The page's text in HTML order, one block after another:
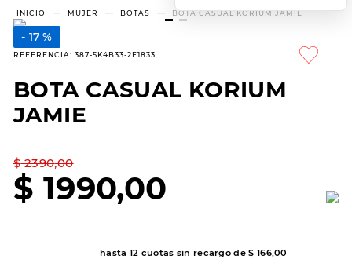
MUJER BOTAS BOTA CASUAL KORIUM JAMIE
17 %
REFERENCIA: 387-5K4B33-2E1833
BOTA CASUAL KORIUM
JAMIE
$ 2390,00
$ 1990,00
hasta 12 cuotas sin recargo de$ 166,00
TÉRMINOS MÁS
BUSCADOS